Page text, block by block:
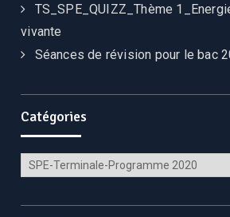
TS_SPE_QUIZZ_Thème
vivante
Séances de révision pour le bac
Catégories
Catégories